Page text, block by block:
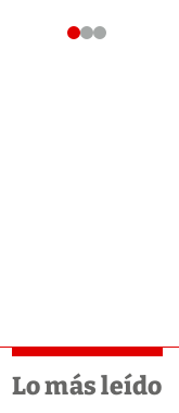
Lo más leído